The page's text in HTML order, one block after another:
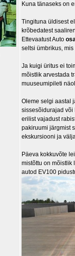
Kuna tänaseks on
Tingituna üldisest
krõbedatest
Ettevaatust Auto
seltsi ümbrikus,
Ja kuigi üritus ei
mõistlik arvestada
muuseumipileti
Oleme selgi aastal
sissesõidurajad või
erilist vajadust
pakiruumi järgmist
ekskursiooni ja
Päeva kokkuvõte
mistõttu on mõistlik
autod EV100